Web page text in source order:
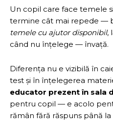
Un copil care face temele
termine cât mai repede —
temele cu ajutor disponibil,
când nu înțelege — învață.
Diferența nu e vizibilă în
test și în înțelegerea
educator prezent în sala
pentru copil — e acolo
rămân fără răspuns până la